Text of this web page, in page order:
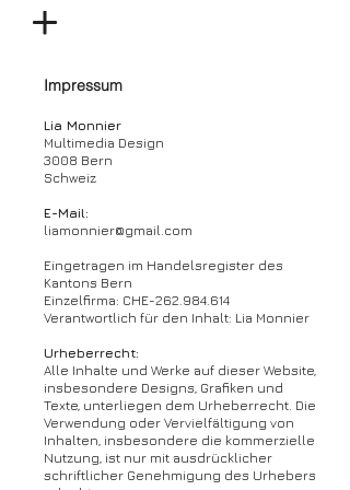
Impressum
Lia Monnier
Multimedia Design
3008 Bern
Schweiz
E-Mail:
liamonnier@gmail.com
Eingetragen im Handelsregister des
Kantons Bern
Einzelfirma: CHE-262.984.614
Verantwortlich für den Inhalt: Lia Monnier
Urheberrecht:
Alle Inhalte und Werke auf dieser Website,
insbesondere Designs, Grafiken und
Texte, unterliegen dem Urheberrecht. Die
Verwendung oder Vervielfältigung von
Inhalten, insbesondere die kommerzielle
Nutzung, ist nur mit ausdrücklicher
schriftlicher Genehmigung des Urhebers